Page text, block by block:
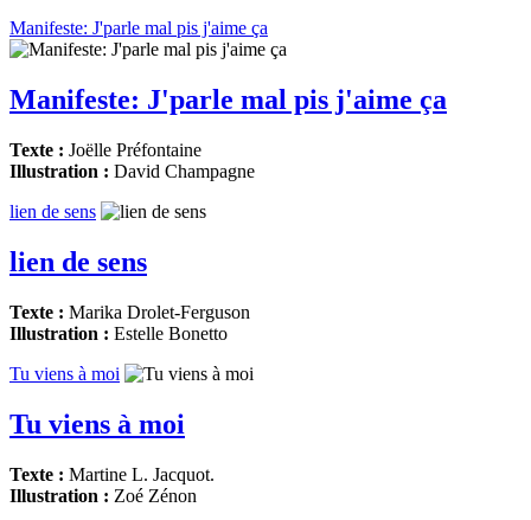
Manifeste: J'parle mal pis j'aime ça
Manifeste: J'parle mal pis j'aime ça
Texte : Joëlle Préfontaine
Illustration : David Champagne
lien de sens
lien de sens
Texte : Marika Drolet-Ferguson
Illustration : Estelle Bonetto
Tu viens à moi
Tu viens à moi
Texte : Martine L. Jacquot.
Illustration : Zoé Zénon